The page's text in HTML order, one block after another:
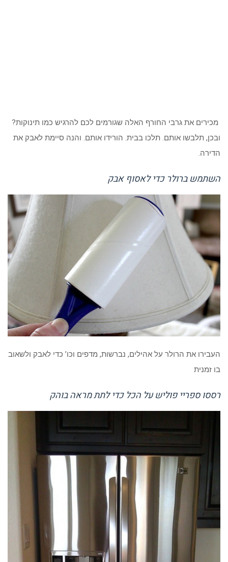
מכירים את גרבי החורף האלה שגורמים לכם להרגיש כמו תינוקות?
ובכן, תלבשו אותם. תלכו בבית. הורידו אותם. והנה סיימת לאבק את
הדירה.
השתמש ברולר כדי לאסוף אבק
העבירו את הרולר על אהילים, נברשות, מדפים וכו’ כדי לאבק ולשאוב
בו זמנית
רססו ספריי פוליש על הכל כדי לתת מראה בוהק